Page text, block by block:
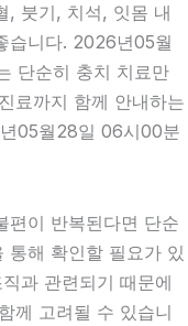
, 붓기, 치석, 잇몸 내
습니다. 2026년05월
단순히 충치 치료만
료까지 함께 안내하는
05월28일 06시00분
편이 반복된다면 단순
통해 확인할 필요가 있
과 관련되기 때문에
께 고려될 수 있습니